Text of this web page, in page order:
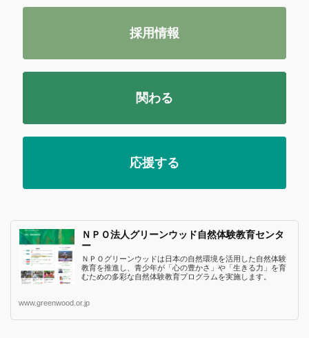
採用情報
関わる
応援する
ＮＰＯ法人グリーンウッド自然体験教育センタ
ー
ＮＰＯグリーンウッドは日本の自然環境を活用した自然体験
教育を推進し、青少年が「心の豊かさ」や「生きる力」を育
むための多彩な自然体験教育プログラムを実施します。
www.greenwood.or.jp